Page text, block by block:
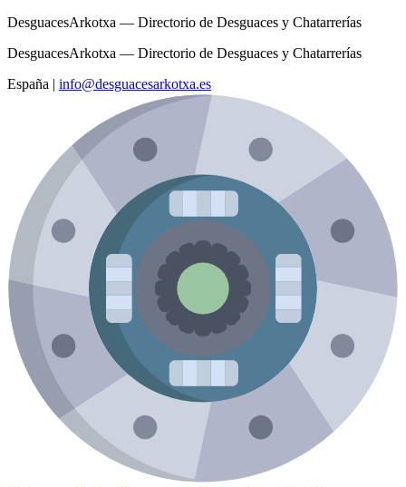
DesguacesArkotxa — Directorio de Desguaces y Chatarrerías
DesguacesArkotxa — Directorio de Desguaces y Chatarrerías
España | info@desguacesarkotxa.es